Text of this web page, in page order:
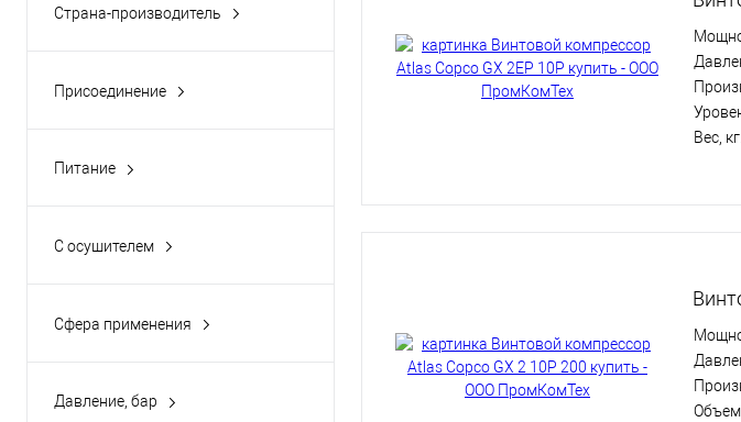
67(4)
Страна-производитель
Присоединение
Питание
С осушителем
Сфера применения
Давление, бар
Вес, кг.
Объем